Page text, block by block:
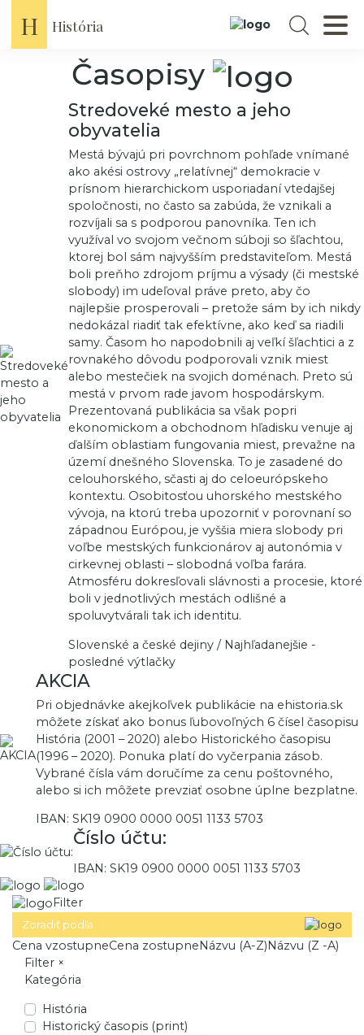
H História
Časopisy
Stredoveké mesto a jeho
obyvatelia
Mestá bývajú pri povrchnom pohľade vnímané
ako akési ostrovy „relatívnej“ demokracie v
prísnom hierarchickom usporiadaní vtedajšej
spoločnosti, no často sa zabúda, že vznikali a
rozvíjali sa s podporou panovníka. Ten ich
využíval vo svojom večnom súboji so šľachtou,
ktorej bol sám najvyšším predstaviteľom. Mestá
boli preňho zdrojom príjmu a výsady (či mestské
slobody) im udeľoval práve preto, aby čo
najlepšie prosperovali – pretože sám by ich nikdy
nedokázal riadiť tak efektívne, ako keď sa riadili
samy. Časom ho napodobnili aj veľkí šľachtici a z
rovnakého dôvodu podporovali vznik miest
alebo mestečiek na svojich doménach. Preto sú
mestá v prvom rade javom hospodárskym.
Prezentovaná publikácia sa však popri
ekonomickom a obchodnom hľadisku venuje aj
ďalším oblastiam fungovania miest, prevažne na
území dnešného Slovenska. To je zasadené do
celouhorského, sčasti aj do celoeurópskeho
kontextu. Osobitosťou uhorského mestského
vývoja, na ktorú treba upozorniť v porovnaní so
západnou Európou, je vyššia miera slobody pri
voľbe mestských funkcionárov aj autonómia v
cirkevnej oblasti – slobodná voľba farára.
Atmosféru dokresľovali slávnosti a procesie, ktoré
boli v jednotlivých mestách odlišné a
spoluvytvárali tak ich identitu.
Slovenské a české dejiny / Najhľadanejšie -
posledné výtlačky
AKCIA
Pri objednávke akejkoľvek publikácie na ehistoria.sk
môžete získať ako bonus ľubovoľných 6 čísel časopisu
História (2001 – 2020) alebo Historického časopisu
(1996 – 2020). Ponuka platí do vyčerpania zásob.
Vybrané čísla vám doručíme za cenu poštovného,
alebo si ich môžete prevziať osobne úplne bezplatne.
IBAN: SK19 0900 0000 0051 1133 5703
Číslo účtu:
IBAN: SK19 0900 0000 0051 1133 5703
Filter
Zoradiť podľa
Cena vzostupneCena zostupneNázvu (A-Z)Názvu (Z -A)
Filter ×
Kategória
História
Historický časopis (print)